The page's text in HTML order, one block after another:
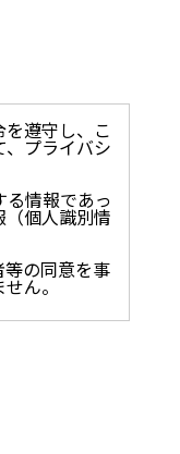
遵守し、こ
プライバシ
情報であっ
個人識別情
の同意を事
ん。